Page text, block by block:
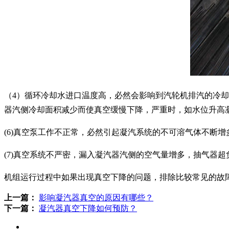
（4）循环冷却水进口温度高，必然会影响到汽轮机排汽的
器汽侧冷却面积减少而使真空缓慢下降，严重时，如水位升
(6)真空泵工作不正常，必然引起凝汽系统的不可溶气体不断
(7)真空系统不严密，漏入凝汽器汽侧的空气量增多，抽气器
机组运行过程中如果出现真空下降的问题，排除比较常见的
上一篇： 影响凝汽器真空的原因有哪些？
下一篇： 凝汽器真空下降如何预防？